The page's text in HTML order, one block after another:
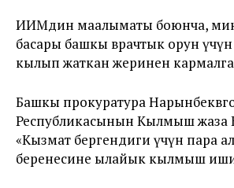
ИИМдин маалыматы боюнча,
басары башкы врачтык орун үчүн
кылып жаткан жеринен
Башкы прокуратура
Республикасынын Кылмыш жаза
«Кызмат бергендиги үчүн пара
беренесине ылайык кылмыш